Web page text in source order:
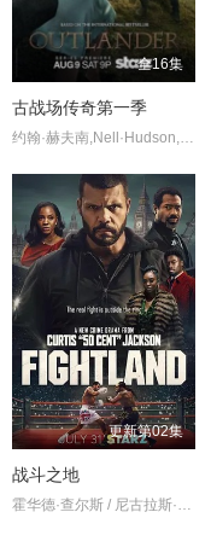
全16集
古战场传奇第一季
约翰·赫夫南,Nell·Hudson,凯特瑞娜·巴尔夫,山姆·修汉,格拉汉姆·麦克泰维什,Duncan·Lacroix,加里·刘易斯,洛特·弗贝克,Tracey·Wilkinson,Prentis·Hancock,史蒂芬·克里,Callum·Mitchell
更新第02集
战斗之地